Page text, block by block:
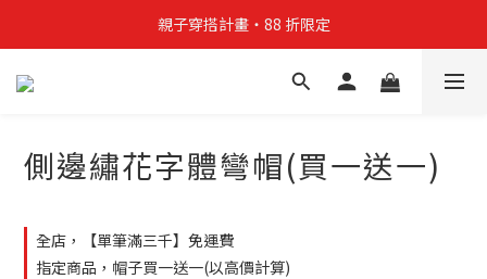
親子穿搭計畫・88 折限定
親子穿搭計畫・88 折限定
貼身補貨計畫  任選 6 件 $888
親子穿搭計畫・88 折限定
側邊繡花字體彎帽(買一送一)
全店，【單筆滿三千】免運費
指定商品，帽子買一送一(以高價計算)